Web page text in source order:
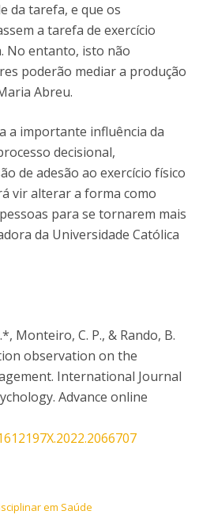
da tarefa, e que os
a tarefa de exercício
No entanto, isto não
poderão mediar a produção
Abreu.
a importante influência da
decisional,
de adesão ao exercício físico
vir alterar a forma como
para se tornarem mais
da Universidade Católica
Monteiro, C. P., & Rando, B.
observation on the
International Journal
Advance online
em Saúde